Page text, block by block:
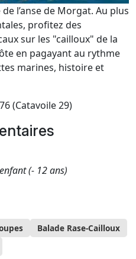
l’anse de Morgat. Au plus
profitez des
sur les "cailloux" de la
en pagayant au rythme
marines, histoire et
(Catavoile 29)
(- 12 ans)
Balade Rase-Cailloux